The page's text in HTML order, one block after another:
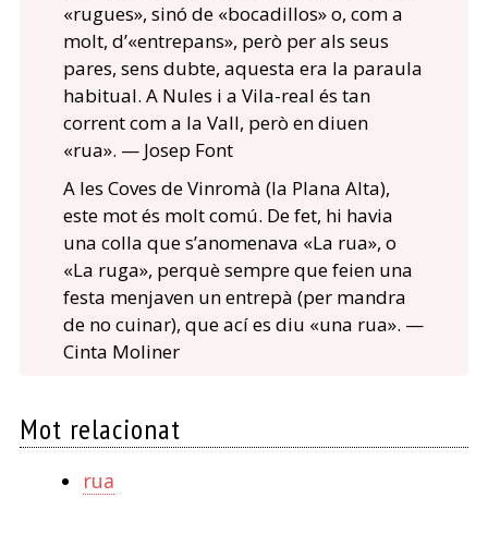
«rugues», sinó de «bocadillos» o, com a
molt, d’«entrepans», però per als seus
pares, sens dubte, aquesta era la paraula
habitual. A Nules i a Vila-real és tan
corrent com a la Vall, però en diuen
«rua». — Josep Font
A les Coves de Vinromà (la Plana Alta),
este mot és molt comú. De fet, hi havia
una colla que s’anomenava «La rua», o
«La ruga», perquè sempre que feien una
festa menjaven un entrepà (per mandra
de no cuinar), que ací es diu «una rua». —
Cinta Moliner
Mot relacionat
rua